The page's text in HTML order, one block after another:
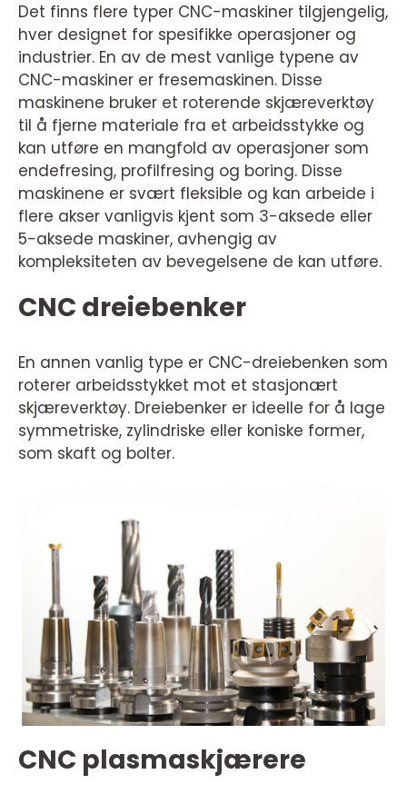
Det finns flere typer CNC-maskiner tilgjengelig,
hver designet for spesifikke operasjoner og
industrier. En av de mest vanlige typene av
CNC-maskiner er fresemaskinen. Disse
maskinene bruker et roterende skjæreverktøy
til å fjerne materiale fra et arbeidsstykke og
kan utføre en mangfold av operasjoner som
endefresing, profilfresing og boring. Disse
maskinene er svært fleksible og kan arbeide i
flere akser vanligvis kjent som 3-aksede eller
5-aksede maskiner, avhengig av
kompleksiteten av bevegelsene de kan utføre.
CNC dreiebenker
En annen vanlig type er CNC-dreiebenken som
roterer arbeidsstykket mot et stasjonært
skjæreverktøy. Dreiebenker er ideelle for å lage
symmetriske, zylindriske eller koniske former,
som skaft og bolter.
CNC plasmaskjærere